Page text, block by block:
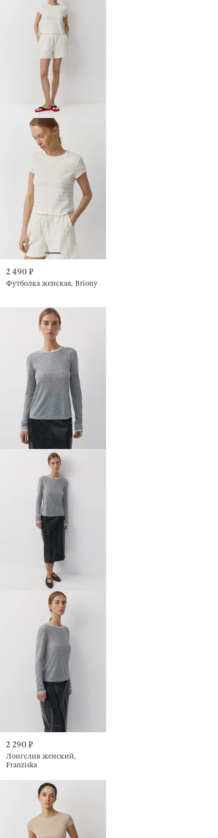
2 490 ₽
Футболка женская, Briony
2 290 ₽
Лонгслив женский,
Franziska